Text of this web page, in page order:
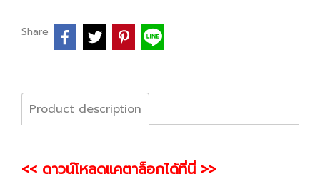
Share
Product description
<< ดาวน์โหลดแคตาล็อกได้ที่นี่ >>